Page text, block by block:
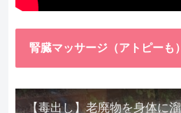
腎臓マッサージ（アトピーも）